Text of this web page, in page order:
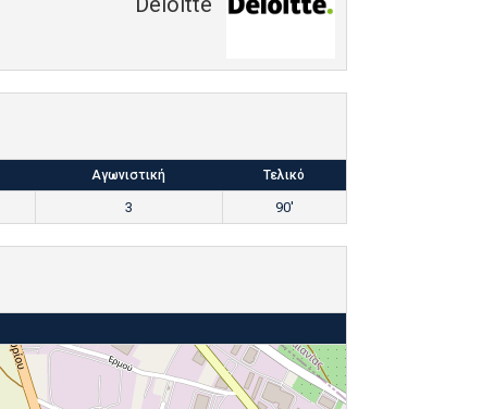
Αγωνιστική Τελικό
3 90'